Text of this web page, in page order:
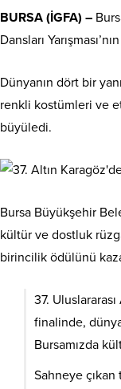
BURSA (İGFA) –
Dansları
Dünyanın dört bir
renkli kostümleri ve
büyüledi.
Bursa Büyükşehir
kültür ve dostluk
birincilik ödülünü
37. Uluslararası
finalinde,
Bursamızda
Sahneye